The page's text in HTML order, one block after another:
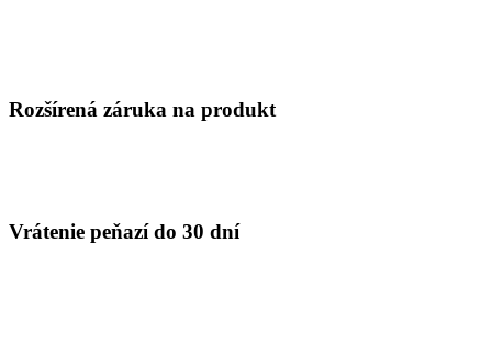
Rozšírená záruka na produkt
Vrátenie peňazí do 30 dní